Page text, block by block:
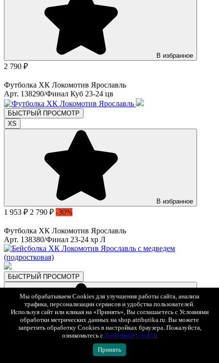
В избранное
2 790 ₽
Футболка ХК Локомотив Ярославль
Арт. 138290/Финал Куб 23-24 цв
БЫСТРЫЙ ПРОСМОТР
XS
В избранное
1 953 ₽ 2 790 ₽ -30%
Футболка ХК Локомотив Ярославль
Арт. 138380/Финал 23-24 хр Л
БЫСТРЫЙ ПРОСМОТР
Мы обрабатываем Cookies для улучшения работы сайта, анализа
трафика, персонализации сервисов и удобства пользователей.
Используя сайт или кликая на «Принять», Вы соглашаетесь с Условиями
обработки метрических данных на shop.atributika.ru. Вы можете
запретить обработку Cookies в настройках браузера. Пожалуйста,
ознакомьтесь с Политикой Cookie.
Принять